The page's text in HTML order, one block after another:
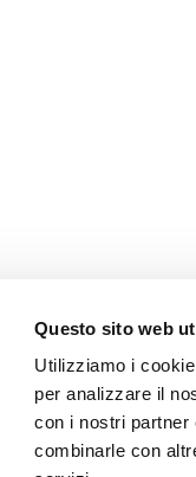
Questo sito web
Utilizziamo i
per analizzare il
con i nostri partner
combinarle con